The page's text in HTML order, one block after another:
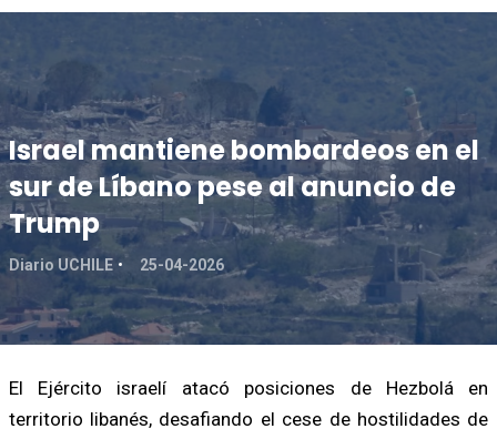
Israel mantiene bombardeos en el
sur de Líbano pese al anuncio de
Trump
Diario UCHILE 25-04-2026
El Ejército israelí atacó posiciones de Hezbolá en
territorio libanés, desafiando el cese de hostilidades de